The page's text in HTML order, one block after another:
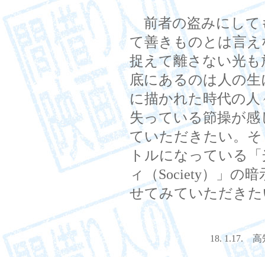
前者の盗みにして
て善きものとは言
捉えて離さない光
底にあるのは人の
に描かれた時代の
失っている節操が
ていただきたい。
トルになっている
ィ（Society）」の
せてみていただき
18. 1.17. 高